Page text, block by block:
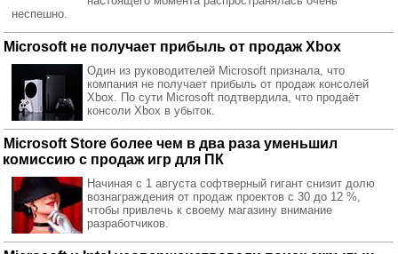
неспешно.
Microsoft не получает прибыль от продаж Xbox
Один из руководителей Microsoft признала, что
компания не получает прибыль от продаж консолей
Xbox. По сути Microsoft подтвердила, что продаёт
консоли Xbox в убыток.
Microsoft Store более чем в два раза уменьшил
комиссию с продаж игр для ПК
Начиная с 1 августа софтверный гигант снизит долю
вознаграждения от продаж проектов с 30 до 12 %,
чтобы привлечь к своему магазину внимание
разработчиков.